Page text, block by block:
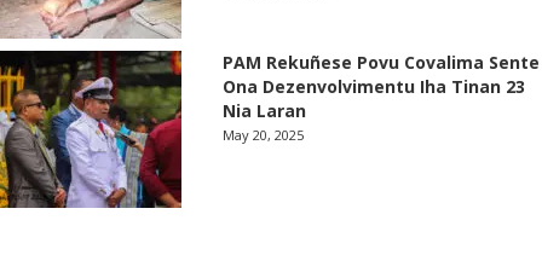
PAM Rekuñese Povu Covalima Sente
Ona Dezenvolvimentu Iha Tinan 23
Nia Laran
May 20, 2025